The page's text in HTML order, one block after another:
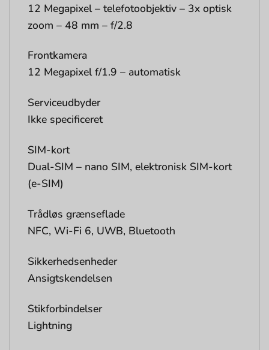
12 Megapixel – telefotoobjektiv – 3x optisk
zoom – 48 mm – f/2.8
Frontkamera
12 Megapixel f/1.9 – automatisk
Serviceudbyder
Ikke specificeret
SIM-kort
Dual-SIM – nano SIM, elektronisk SIM-kort
(e-SIM)
Trådløs grænseflade
NFC, Wi-Fi 6, UWB, Bluetooth
Sikkerhedsenheder
Ansigtskendelsen
Stikforbindelser
Lightning